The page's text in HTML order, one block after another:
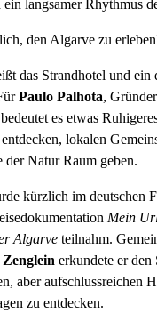
langsamer Rhythmus
den Algarve zu
das Strandhotel und ein
Paulo Palhota,
es etwas
lokalen
Natur Raum geben.
kürzlich im deutschen
Mein
Algarve teilnahm.
erkundete er den
aber aufschlussreichen
zu entdecken.